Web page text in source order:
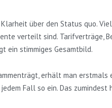
über den Status quo.
verteilt sind. Tarifverträge,
ein stimmiges Gesamtbild.
erhält man
Fall so ein. Das